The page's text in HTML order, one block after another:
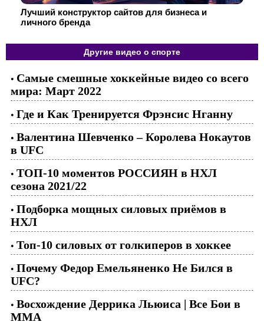
Лучший конструктор сайтов для бизнеса и
личного бренда
Другие видео о спорте
• Самые смешные хоккейные видео со всего
мира: Март 2022
• Где и Как Тренируется Фрэнсис Нганну
• Валентина Шевченко – Королева Нокаутов
в UFC
• ТОП-10 моментов РОССИЯН в НХЛ
сезона 2021/22
• Подборка мощных силовых приёмов в
НХЛ
• Топ-10 силовых от голкиперов в хоккее
• Почему Федор Емельяненко Не Бился в
UFC?
• Восхождение Деррика Льюиса | Все Бои в
ММА